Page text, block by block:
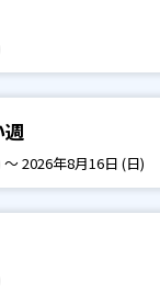
週
2026年8月16日 (日)